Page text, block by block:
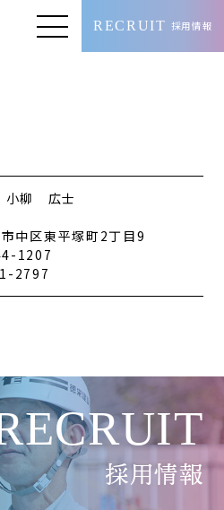
RECRUIT 採用情報
小柳 広士
中区東平塚町2丁目9
1207
2797
採用情報